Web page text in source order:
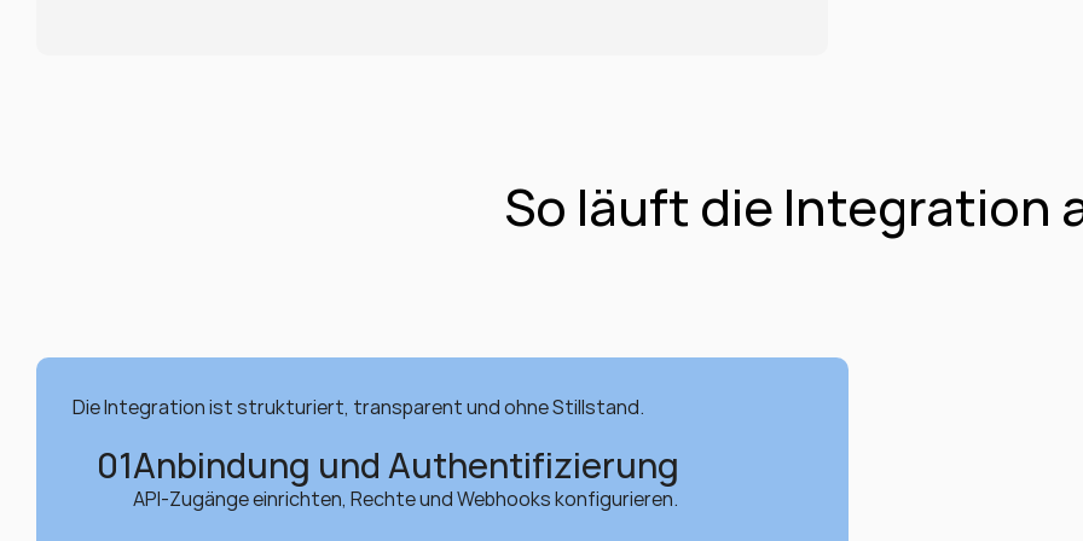
So läuft die Integration
Die Integration ist strukturiert, transparent und ohne Stillstand.
01Anbindung und Authentifizierung
API-Zugänge einrichten, Rechte und Webhooks konfigurieren.